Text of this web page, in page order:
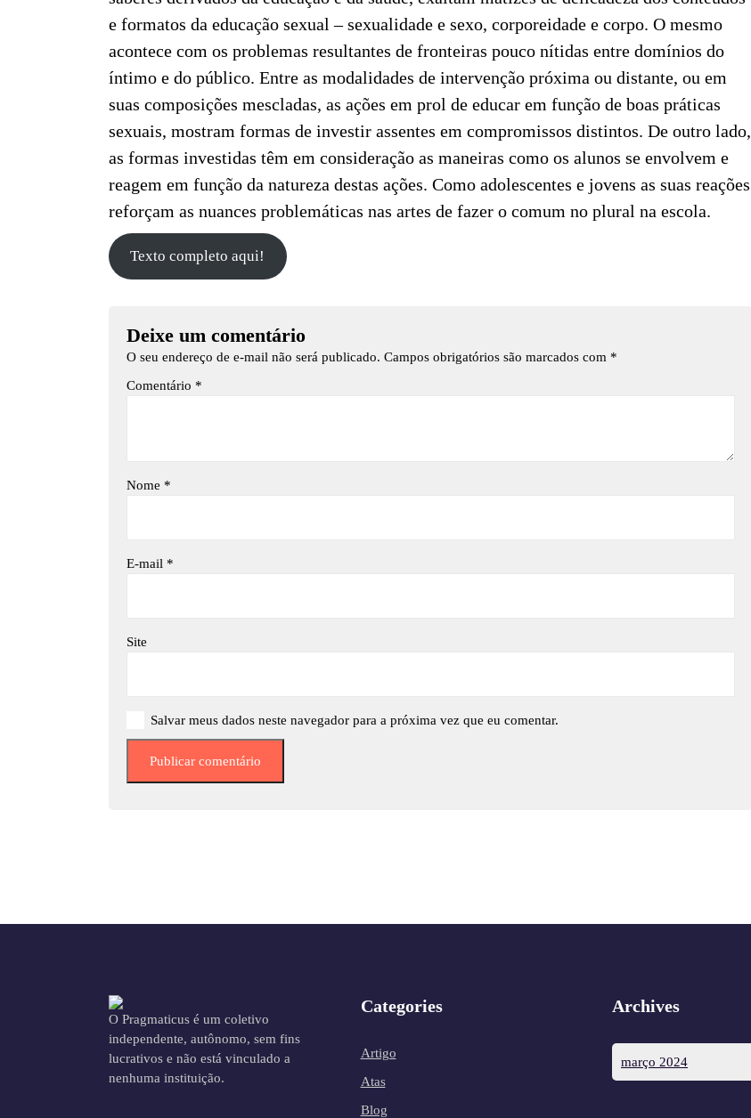
e formatos da educação sexual – sexualidade e sexo, corporeidade e corpo. O mesmo
acontece com os problemas resultantes de fronteiras pouco nítidas entre domínios do
íntimo e do público. Entre as modalidades de intervenção próxima ou distante, ou em
suas composições mescladas, as ações em prol de educar em função de boas práticas
sexuais, mostram formas de investir assentes em compromissos distintos. De outro lado,
as formas investidas têm em consideração as maneiras como os alunos se envolvem e
reagem em função da natureza destas ações. Como adolescentes e jovens as suas reações
reforçam as nuances problemáticas nas artes de fazer o comum no plural na escola.
Texto completo aqui!
Deixe um comentário
O seu endereço de e-mail não será publicado. Campos obrigatórios são marcados com *
Comentário *
Nome *
E-mail *
Site
Salvar meus dados neste navegador para a próxima vez que eu comentar.
O Pragmaticus é um coletivo
independente, autônomo, sem fins
lucrativos e não está vinculado a
nenhuma instituição.
Categories
Artigo
Atas
Blog
Archives
março 2024